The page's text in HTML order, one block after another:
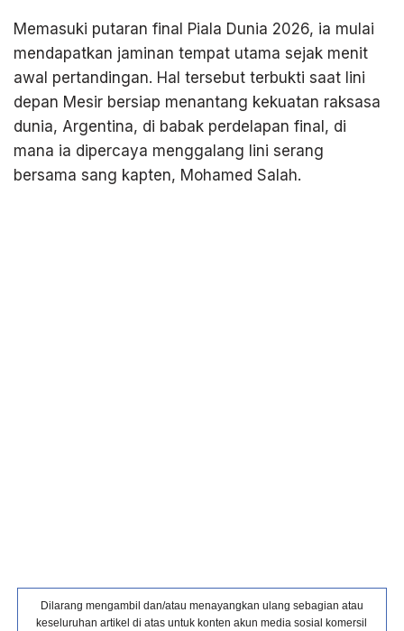
Memasuki putaran final Piala Dunia 2026, ia mulai
mendapatkan jaminan tempat utama sejak menit
awal pertandingan. Hal tersebut terbukti saat lini
depan Mesir bersiap menantang kekuatan raksasa
dunia, Argentina, di babak perdelapan final, di
mana ia dipercaya menggalang lini serang
bersama sang kapten, Mohamed Salah.
Dilarang mengambil dan/atau menayangkan ulang sebagian atau
keseluruhan artikel di atas untuk konten akun media sosial komersil